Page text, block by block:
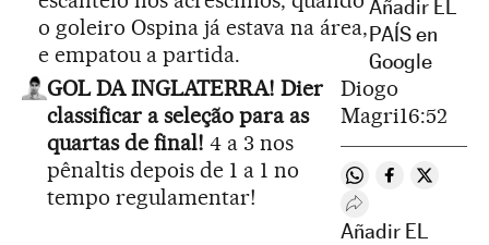
o goleiro Ospina já estava na área,
e empatou a partida.
Añadir EL
PAÍS en
Google
GOL DA INGLATERRA! Dier
classificar a seleção para as
quartas de final! 4 a 3 nos
pênaltis depois de 1 a 1 no
tempo regulamentar!
Diogo
Magri16:52
Compartir en
Compartir
Desplegar Redes
Añadir EL